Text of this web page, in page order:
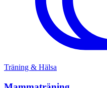
Träning & Hälsa